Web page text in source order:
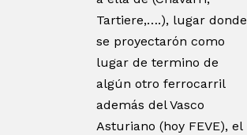
Tartiere,….), lugar donde
se proyectarón como
lugar de termino de
algún otro ferrocarril
además del Vasco
Asturiano (hoy FEVE), el